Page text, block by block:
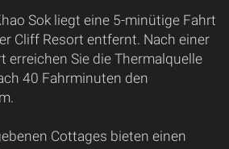
Sok liegt eine 5-minütige Fahrt
Cliff Resort entfernt. Nach einer
erreichen Sie die Thermalquelle
40 Fahrminuten den
Cottages bieten einen